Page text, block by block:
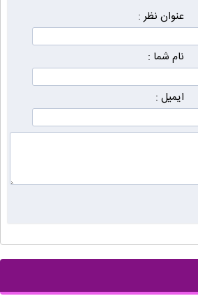
عنوان نظر :
نام شما :
ایمیل :